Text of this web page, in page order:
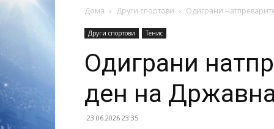
Дома Други спортови Одиграни
Други спортови Тенис
Одиграни
ден на
23.06.2026 23:35